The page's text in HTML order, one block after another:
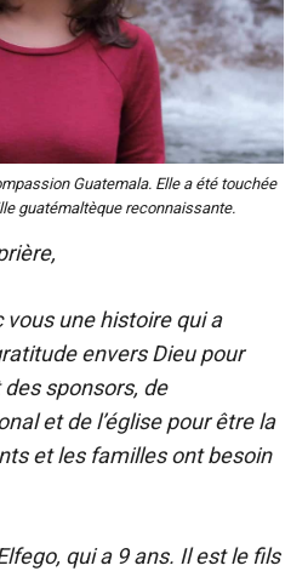
Guatemala. Elle a été touchée
guatémaltèque reconnaissante.
une histoire qui a
envers Dieu pour
sponsors, de
et de l’église pour être la
et les familles ont besoin
qui a 9 ans. Il est le fils